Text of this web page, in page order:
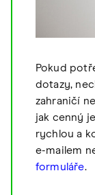
Pokud
dotazy,
zahraničí
jak cenný
rychlou a
e-mailem
formuláře.